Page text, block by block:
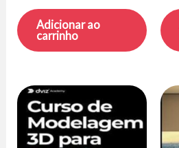
Adicionar ao
carrinho